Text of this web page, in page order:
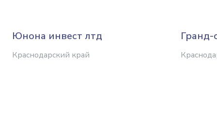
Юнона инвест лтд
Краснодарский край
Гранд-